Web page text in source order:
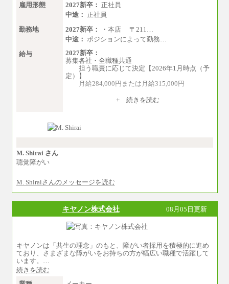
雇用形態
2027新卒： 正社員
中途： 正社員
勤務地
2027新卒：
・本店 〒211…
中途： ポジションによって勤務…
給与
2027新卒：
募集各社・全職種共通
担う職責に応じて決定【2026年1月時点（予
定）】
月給284,000円または月給315,000円
※入社後早期から、自律的な業務遂行が求
り高い職責を担う方については、さらに高い金
※上記に加え、所定労働時間外に勤務をし
ん。
中途：
＜募集各社・全職種共通＞
※試用期間中の給与に変更はありません。
+ 続きを読む
M. Shirai さん
聴覚障がい
M. Shiraiさんのメッセージを読む
キヤノン株式会社 08月05日更新
キヤノンは「共生の理念」のもと、障がい者採用を積極的に進め
ており、さまざまな障がいをお持ちの方が幅広い職種で活躍して
います。…
続きを読む